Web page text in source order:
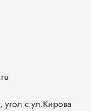
с ул.Кирова